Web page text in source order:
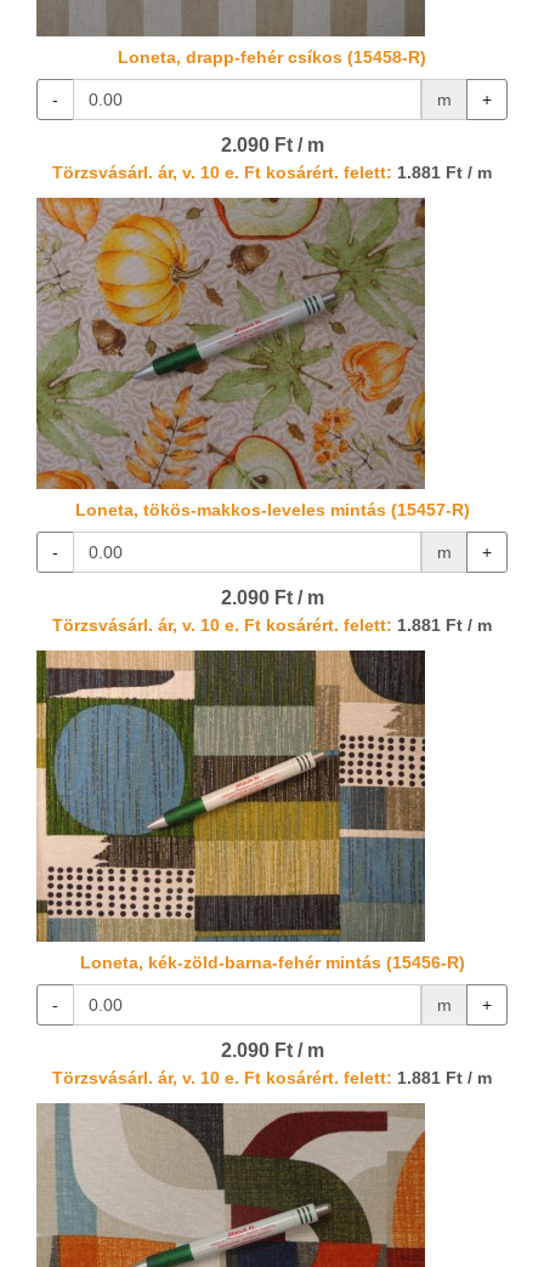
Loneta, drapp-fehér csíkos (15458-R)
- m +
2.090 Ft / m
Törzsvásárl. ár, v. 10 e. Ft kosárért. felett: 1.881 Ft / m
Loneta, tökös-makkos-leveles mintás (15457-R)
- m +
2.090 Ft / m
Törzsvásárl. ár, v. 10 e. Ft kosárért. felett: 1.881 Ft / m
Loneta, kék-zöld-barna-fehér mintás (15456-R)
- m +
2.090 Ft / m
Törzsvásárl. ár, v. 10 e. Ft kosárért. felett: 1.881 Ft / m